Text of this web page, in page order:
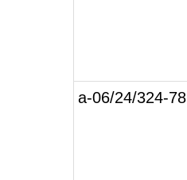
а-06/24/324-78